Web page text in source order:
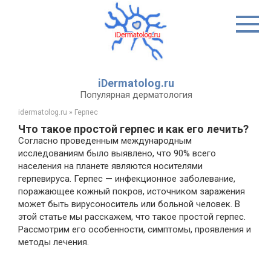
iDermatolog.ru
Популярная дерматология
idermatolog.ru » Герпес
Что такое простой герпес и как его лечить?
Согласно проведенным международным
исследованиям было выявлено, что 90% всего
населения на планете являются носителями
герпевируса. Герпес — инфекционное заболевание,
поражающее кожный покров, источником заражения
может быть вирусоноситель или больной человек. В
этой статье мы расскажем, что такое простой герпес.
Рассмотрим его особенности, симптомы, проявления и
методы лечения.